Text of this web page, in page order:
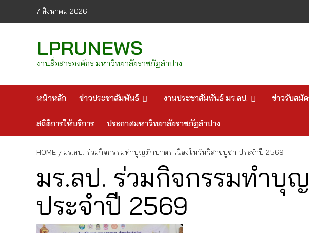
7 สิงหาคม 2026
LPRUNEWS
งานสื่อสารองค์กร มหาวิทยาลัยราชภัฏลำปาง
หน้าหลัก ข่าวประชาสัมพันธ์ งานประชาสัมพันธ์ มร.ลป. ข่าวรับสมั
สถิติการให้บริการ ประกาศมหาวิทยาลัยราชภัฏลำปาง
HOME มร.ลป. ร่วมกิจกรรมทำบุญตักบาตร เนื่องในวันวิสาขบูชา ประจำปี 2569
มร.ลป. ร่วมกิจกรรมทำบุ
ประจำปี 2569